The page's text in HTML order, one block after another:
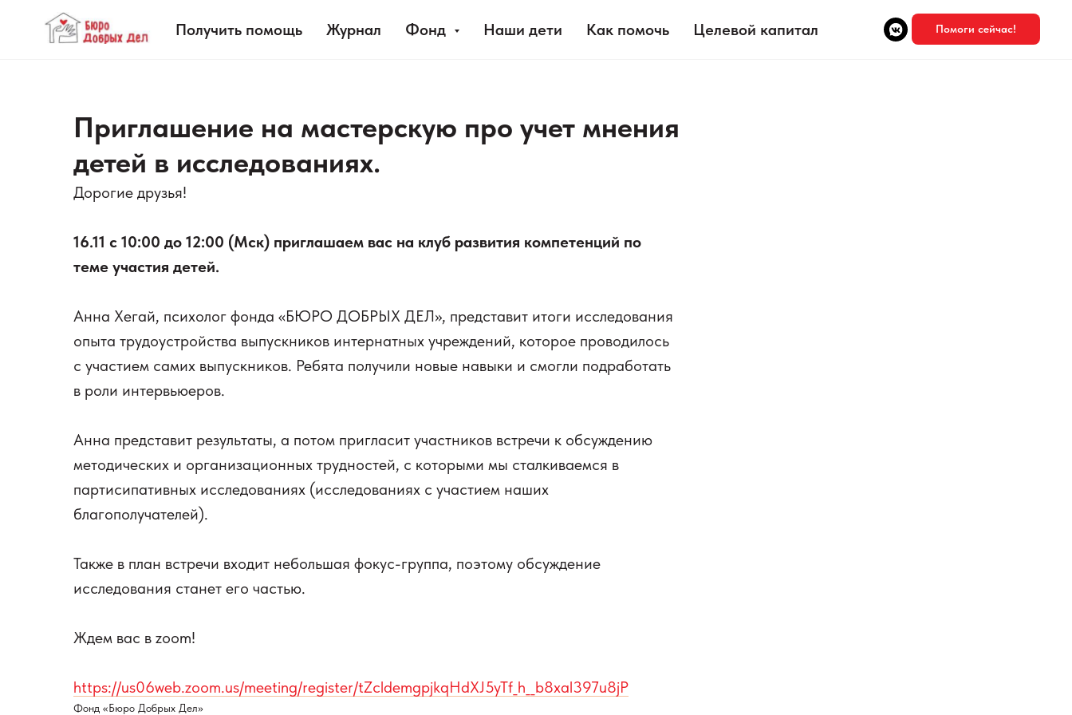
Получить помощь Журнал Фонд Наши дети Как помочь Целевой капитал Помоги сейчас!
Приглашение на мастерскую про учет мнения
детей в исследованиях.
Дорогие друзья!
16.11 с 10:00 до 12:00 (Мск) приглашаем вас на клуб развития компетенций по
теме участия детей.
Анна Хегай, психолог фонда «БЮРО ДОБРЫХ ДЕЛ», представит итоги исследования
опыта трудоустройства выпускников интернатных учреждений, которое проводилось
с участием самих выпускников. Ребята получили новые навыки и смогли подработать
в роли интервьюеров.
Анна представит результаты, а потом пригласит участников встречи к обсуждению
методических и организационных трудностей, с которыми мы сталкиваемся в
партисипативных исследованиях (исследованиях с участием наших
благополучателей).
Также в план встречи входит небольшая фокус-группа, поэтому обсуждение
исследования станет его частью.
Ждем вас в zoom!
https://us06web.zoom.us/meeting/register/tZcldemgpjkqHdXJ5yTf_h__b8xal397u8jP
Фонд «Бюро Добрых Дел»